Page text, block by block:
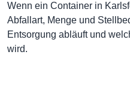
Wenn ein Container in
Abfallart, Menge und
Entsorgung abläuft und
wird.